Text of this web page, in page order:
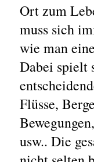
Ort zum
muss sich
wie man
Dabei spielt
Flüsse,
usw.. Die